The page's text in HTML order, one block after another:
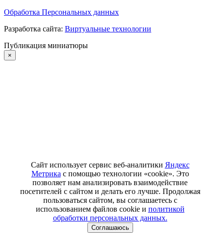
Обработка Персональных данных
Разработка сайта: Виртуальные технологии
Публикация миниатюры
×
Сайт использует сервис веб-аналитики Яндекс
Метрика с помощью технологии «cookie». Это
позволяет нам анализировать взаимодействие
посетителей с сайтом и делать его лучше. Продолжая
пользоваться сайтом, вы соглашаетесь с
использованием файлов cookie и политикой
обработки персональных данных.
Соглашаюсь